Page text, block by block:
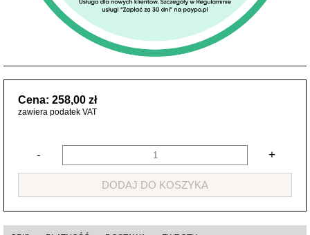
Cena: 258,00 zł
zawiera podatek VAT
- +
DODAJ DO KOSZYKA